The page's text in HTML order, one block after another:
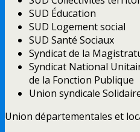
SUD Éducation
SUD Logement social
SUD Santé Sociaux
Syndicat de la
Syndicat National
de la Fonction Publique
Union syndicale
Union départementales et